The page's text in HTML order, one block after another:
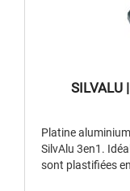
SILVALU
Platine
SilvAlu 3en1.
sont plastifiées